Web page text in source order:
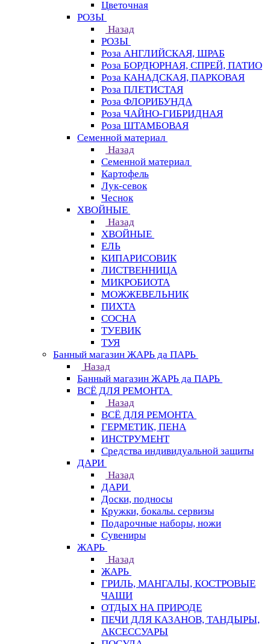
Цветочная
РОЗЫ
Назад
РОЗЫ
Роза АНГЛИЙСКАЯ, ШРАБ
Роза БОРДЮРНАЯ, СПРЕЙ, ПАТИО
Роза КАНАДСКАЯ, ПАРКОВАЯ
Роза ПЛЕТИСТАЯ
Роза ФЛОРИБУНДА
Роза ЧАЙНО-ГИБРИДНАЯ
Роза ШТАМБОВАЯ
Семенной материал
Назад
Семенной материал
Картофель
Лук-севок
Чеснок
ХВОЙНЫЕ
Назад
ХВОЙНЫЕ
ЕЛЬ
КИПАРИСОВИК
ЛИСТВЕННИЦА
МИКРОБИОТА
МОЖЖЕВЕЛЬНИК
ПИХТА
СОСНА
ТУЕВИК
ТУЯ
Банный магазин ЖАРЬ да ПАРЬ
Назад
Банный магазин ЖАРЬ да ПАРЬ
ВСЁ ДЛЯ РЕМОНТА
Назад
ВСЁ ДЛЯ РЕМОНТА
ГЕРМЕТИК, ПЕНА
ИНСТРУМЕНТ
Средства индивидуальной защиты
ДАРИ
Назад
ДАРИ
Доски, подносы
Кружки, бокалы. сервизы
Подарочные наборы, ножи
Сувениры
ЖАРЬ
Назад
ЖАРЬ
ГРИЛЬ, МАНГАЛЫ, КОСТРОВЫЕ
ЧАШИ
ОТДЫХ НА ПРИРОДЕ
ПЕЧИ ДЛЯ КАЗАНОВ, ТАНДЫРЫ,
АКСЕССУАРЫ